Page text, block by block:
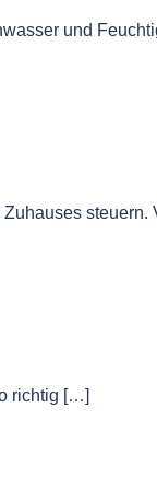
und
richtig […]